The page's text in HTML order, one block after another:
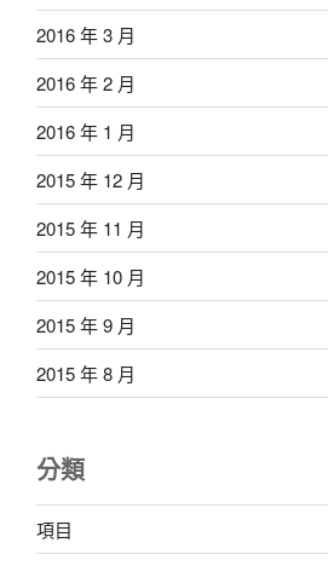
2016 年 3 月
2016 年 2 月
2016 年 1 月
2015 年 12 月
2015 年 11 月
2015 年 10 月
2015 年 9 月
2015 年 8 月
分類
項目